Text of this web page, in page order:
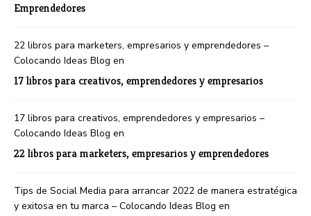
Emprendedores
22 libros para marketers, empresarios y emprendedores –
Colocando Ideas Blog en
17 libros para creativos, emprendedores y empresarios
17 libros para creativos, emprendedores y empresarios –
Colocando Ideas Blog en
22 libros para marketers, empresarios y emprendedores
Tips de Social Media para arrancar 2022 de manera estratégica
y exitosa en tu marca – Colocando Ideas Blog en